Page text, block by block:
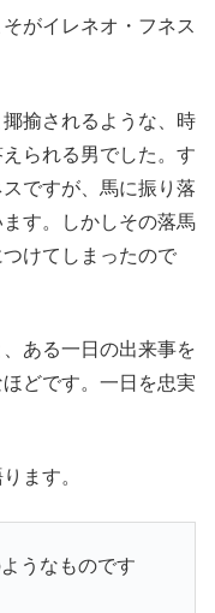
がイレネオ・フネス
揄されるような、時
られる男でした。す
ですが、馬に振り落
す。しかしその落馬
けてしまったので
ある一日の出来事を
どです。一日を忠実
ます。
うなものです